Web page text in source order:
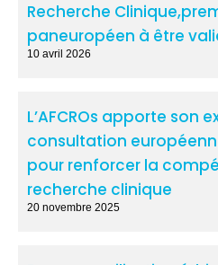
Recherche
paneuropéen à être
10 avril 2026
L’AFCROs apporte son
consultation
pour renforcer la
recherche clinique
20 novembre 2025